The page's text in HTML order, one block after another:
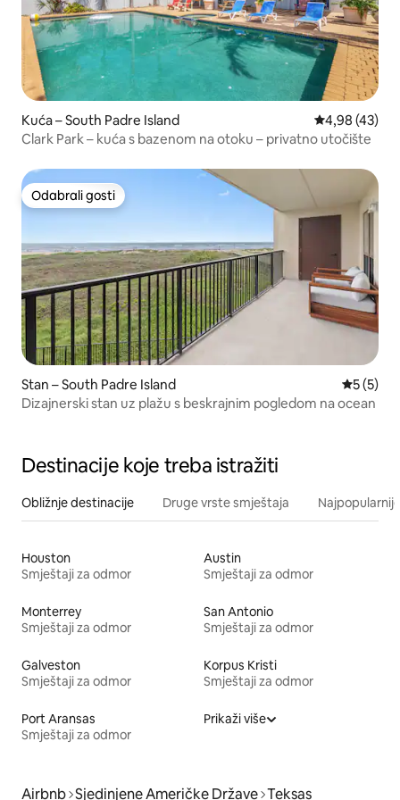
Kuća – South Padre Island Prosječna
4,98 (43)
Clark Park – kuća s bazenom na otoku – privatno utočište
Odabrali gosti
Odabrali gosti
Stan – South Padre Island
5 (5)
Dizajnerski stan uz plažu s beskrajnim pogledom na ocean
Destinacije koje treba istražiti
Obližnje destinacije Druge vrste smještaja
Houston
Smještaji za odmor
Austin
Smještaji za odmor
Monterrey
Smještaji za odmor
San Antonio
Smještaji za odmor
Galveston
Smještaji za odmor
Korpus Kristi
Smještaji za odmor
Port Aransas
Smještaji za odmor
Prikaži više
Airbnb Sjedinjene Američke Države Teksas